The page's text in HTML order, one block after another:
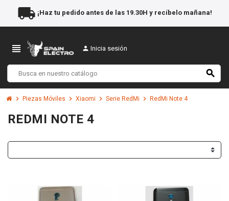
local_shipping ¡Haz tu pedido antes de las 19.30H y recíbelo mañana!
view_headline person Inicia sesión
search
chevron_right Piezas Móviles chevron_right Xiaomi chevron_right Serie RedMi chevron_right RedMi Note 4
REDMI NOTE 4